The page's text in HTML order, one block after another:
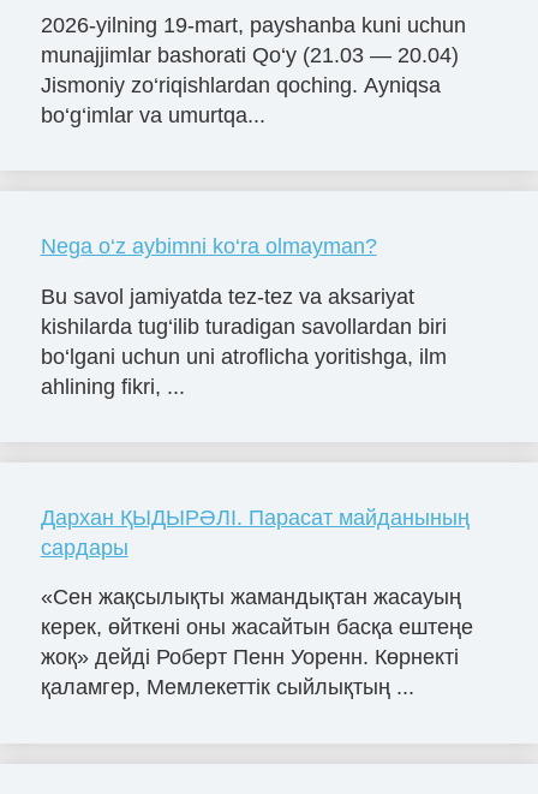
2026-yilning 19-mart, payshanba kuni uchun
munajjimlar bashorati Qo‘y (21.03 — 20.04)
Jismoniy zo‘riqishlardan qoching. Ayniqsa
bo‘g‘imlar va umurtqa...
Nega o‘z aybimni ko‘ra olmayman?
Bu savol jamiyatda tez-tez va aksariyat
kishilarda tug‘ilib turadigan savollardan biri
bo‘lgani uchun uni atroflicha yoritishga, ilm
ahlining fikri, ...
Дархан ҚЫДЫРӘЛІ. Парасат майданының
сардары
«Сен жақсылықты жамандықтан жасауың
керек, өйткені оны жасайтын басқа ештеңе
жоқ» дейді Роберт Пенн Уоренн. Көрнекті
қаламгер, Мемлекеттік сыйлықтың ...